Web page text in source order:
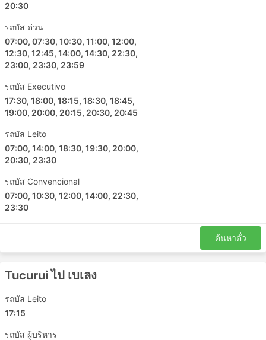
แล้ว ดังนั้นควรจัดการเดินทางของคุณให้เหมาะสม
20:30
รถบัส ด่วน
07:00, 07:30, 10:30, 11:00, 12:00,
12:30, 12:45, 14:00, 14:30, 22:30,
23:00, 23:30, 23:59
รถบัส Executivo
17:30, 18:00, 18:15, 18:30, 18:45,
19:00, 20:00, 20:15, 20:30, 20:45
รถบัส Leito
07:00, 14:00, 18:30, 19:30, 20:00,
20:30, 23:30
รถบัส Convencional
07:00, 10:30, 12:00, 14:00, 22:30,
23:30
ค้นหาตั๋ว
Tucurui ไป เบเลง
รถบัส Leito
17:15
รถบัส ผู้บริหาร